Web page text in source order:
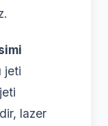
jeti
lazer